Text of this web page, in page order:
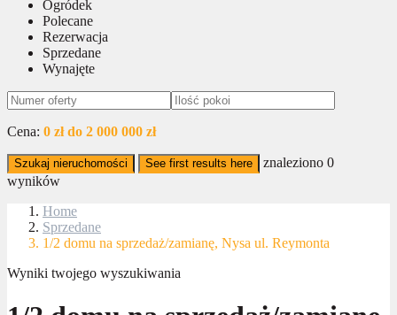
Ogródek
Polecane
Rezerwacja
Sprzedane
Wynajęte
Cena: 0 zł do 2 000 000 zł
Szukaj nieruchomości See first results here znaleziono 0
wyników
Home
Sprzedane
1/2 domu na sprzedaż/zamianę, Nysa ul. Reymonta
Wyniki twojego wyszukiwania